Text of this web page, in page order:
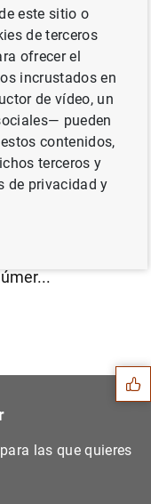
del
2013 (163
Siguiente
d...
Sugerencias
las que quieres
este sitio o
de terceros
ofrecer el
incrustados en
de vídeo, un
pueden
contenidos,
terceros y
de privacidad y